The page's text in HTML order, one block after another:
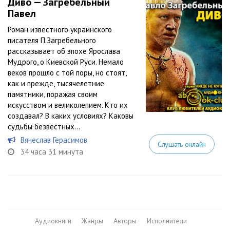
Павел
Роман известного украинского
писателя П.Загребельного
рассказывает об эпохе Ярослава
Мудрого, о Киевской Руси. Немало
веков прошло с той поры, но стоят,
как и прежде, тысячелетние
памятники, поражая своим
искусством и великолепием. Кто их
создавал? В каких условиях? Каковы
судьбы безвестных...
Вячеслав Герасимов
34 часа 31 минута
Слушать онлайн
Аудиокниги Жанры Авторы
Исполнители